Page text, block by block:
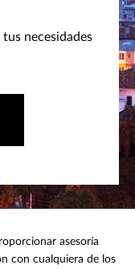
necesidades
asesoría
con cualquiera de los